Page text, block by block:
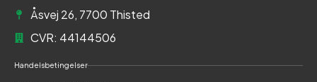
Åsvej 26, 7700 Thisted
CVR: 44144506
Handelsbetingelser